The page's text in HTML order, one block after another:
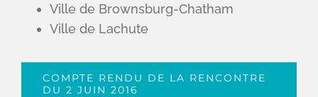
Ville de Brownsburg-Chatham
Ville de Lachute
COMPTE RENDU DE LA RENCONTRE
DU 2 JUIN 2016